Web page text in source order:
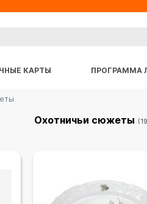
КАРТЫ ПРОГРАММА
Охотничьи сюжеты